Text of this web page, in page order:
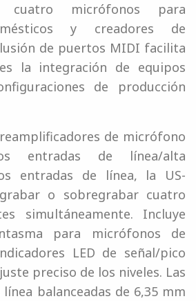
cuatro micrófonos para
y creadores de
de puertos MIDI facilita
la integración de equipos
de producción
de micrófono
entradas de línea/alta
entradas de línea, la US-
o sobregrabar cuatro
simultáneamente. Incluye
para micrófonos de
LED de señal/pico
preciso de los niveles. Las
balanceadas de 6,35 mm